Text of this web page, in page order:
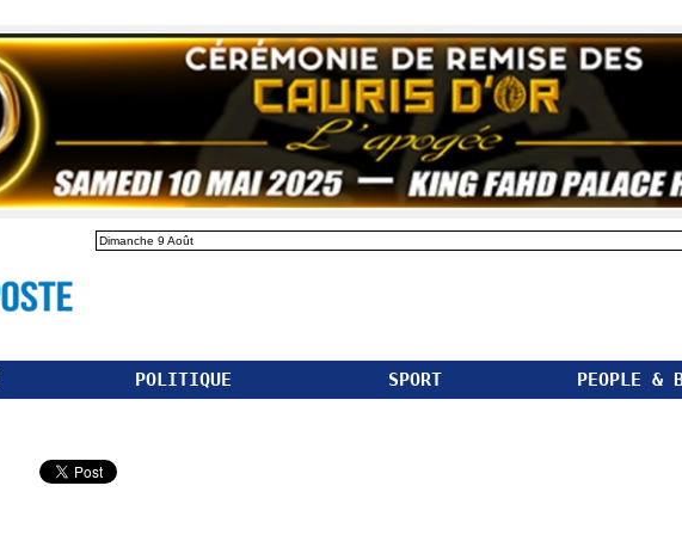
Dimanche 9 Août
POLITIQUE SPORT PEOPLE &